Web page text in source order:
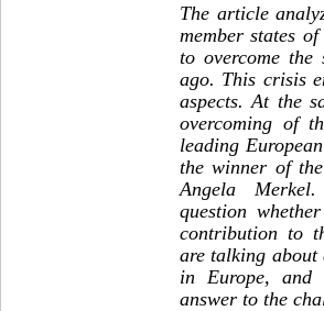
The article
member states
to overcome the
ago. This crisis
aspects. At the
overcoming of
leading
the winner of
Angela
question
contribution to
are talking about
in Europe, and
answer to the